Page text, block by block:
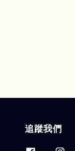
追蹤我們